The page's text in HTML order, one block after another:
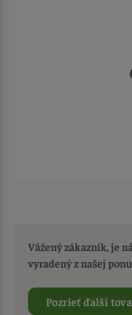
Vážený zákazník, je
vyradený z našej
Pozrieť ďalší